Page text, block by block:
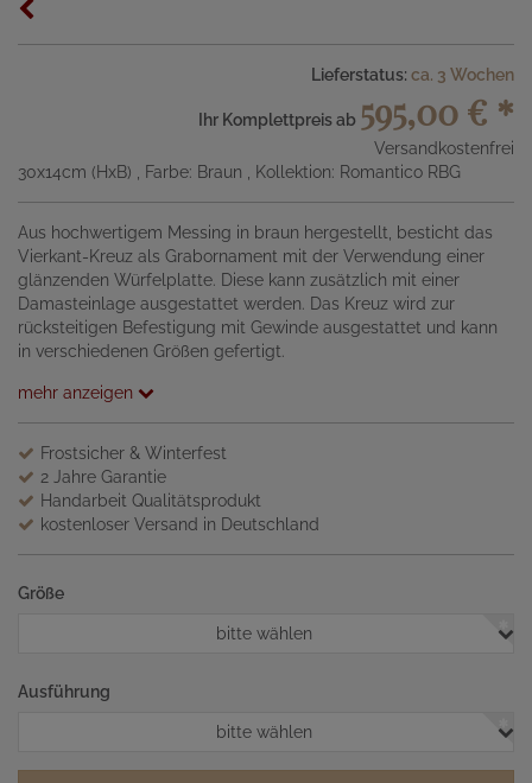
Lieferstatus: ca. 3 Wochen
Ihr Komplettpreis ab 595,00 € *
Versandkostenfrei
30x14cm (HxB)
, Farbe: Braun , Kollektion: Romantico RBG
Aus hochwertigem Messing in braun hergestellt, besticht das
Vierkant-Kreuz als Grabornament mit der Verwendung einer
glänzenden Würfelplatte. Diese kann zusätzlich mit einer
Damasteinlage ausgestattet werden. Das Kreuz wird zur
rücksteitigen Befestigung mit Gewinde ausgestattet und kann
in verschiedenen Größen gefertigt.
mehr anzeigen
Frostsicher & Winterfest
2 Jahre Garantie
Handarbeit Qualitätsprodukt
kostenloser Versand in Deutschland
Größe
bitte wählen
Ausführung
bitte wählen